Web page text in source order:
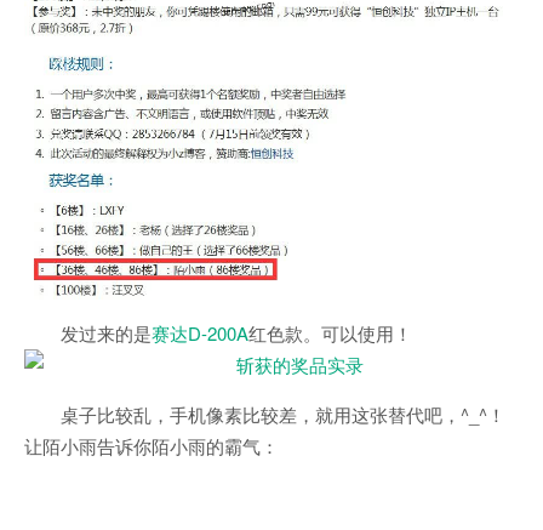
发过来的是赛达D-200A红色款。可以使用！
桌子比较乱，手机像素比较差，就用这张替代吧，^_^！
让陌小雨告诉你陌小雨的霸气：